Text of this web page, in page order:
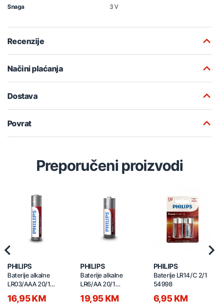
Snaga
3 V
Recenzije
Načini plaćanja
Dostava
Povrat
Preporučeni proizvodi
PHILIPS
Baterije alkalne
LR03/AAA 20/1
16,95 KM
PHILIPS
Baterije alkalne
LR6/AA 20/1
19,95 KM
PHILIPS
Baterije LR14/C 2/1
54998
6,95 KM